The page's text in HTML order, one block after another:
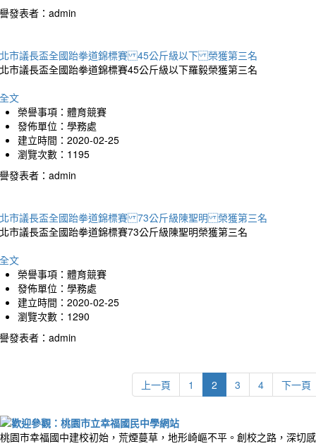
發表者：admin
市議長盃全國跆拳道錦標賽 45公斤級以下 榮獲第三名
市議長盃全國跆拳道錦標賽45公斤級以下羅毅榮獲第三名
文
榮譽事項：體育競賽
發佈單位：學務處
建立時間：2020-02-25
瀏覽次數：1195
發表者：admin
市議長盃全國跆拳道錦標賽 73公斤級陳聖明 榮獲第三名
市議長盃全國跆拳道錦標賽73公斤級陳聖明榮獲第三名
文
榮譽事項：體育競賽
發佈單位：學務處
建立時間：2020-02-25
瀏覽次數：1290
發表者：admin
上一頁 1 2 3 4 下一頁
桃園市幸福國中建校初始，荒煙蔓草，地形崎嶇不平。創校之路，深切